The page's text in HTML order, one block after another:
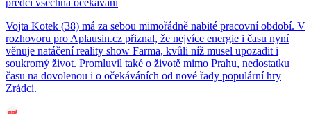
Vojta Kotek (38) má za sebou mimořádně nabité pracovní období. V
rozhovoru pro Aplausin.cz přiznal, že nejvíce energie i času nyní
věnuje natáčení reality show Farma, kvůli níž musel upozadit i
soukromý život. Promluvil také o životě mimo Prahu, nedostatku
času na dovolenou i o očekáváních od nové řady populární hry
Zrádci.